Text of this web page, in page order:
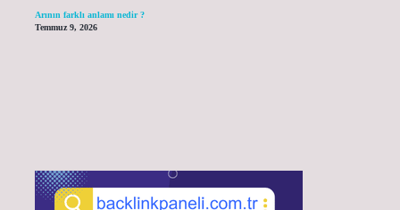
Arının farklı anlamı nedir ?
Temmuz 9, 2026